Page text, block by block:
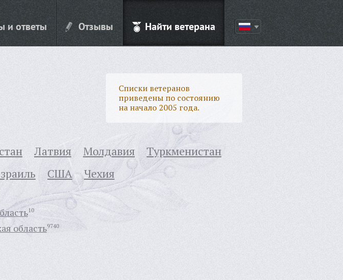
и ответы Отзывы Найти ветерана
Списки ветеранов
приведены по состоянию
на начало 2005 года.
Латвия Молдавия
Туркменистан
США Чехия
10
область9740